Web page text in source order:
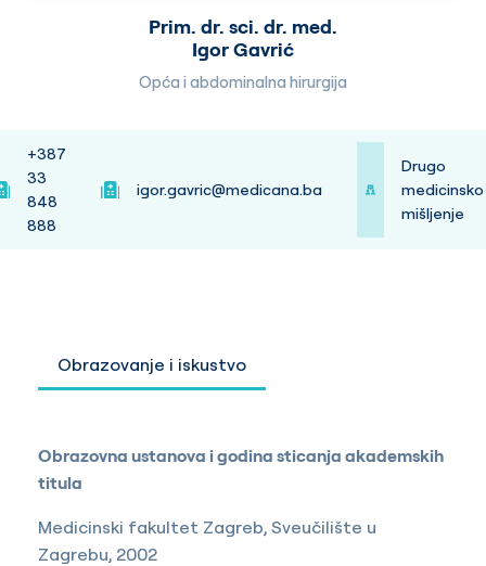
Prim. dr. sci. dr. med.
Igor Gavrić
Opća i abdominalna hirurgija
+387
33
848
888
igor.gavric@medicana.ba
Drugo
medicinsko
mišljenje
Obrazovanje i iskustvo
Obrazovna ustanova i godina sticanja akademskih
titula
Medicinski fakultet Zagreb, Sveučilište u
Zagrebu, 2002